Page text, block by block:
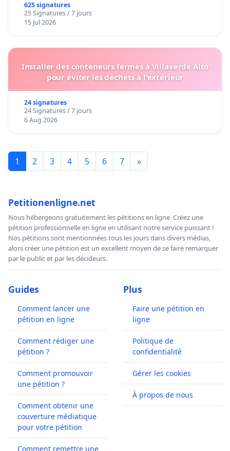
625 signatures
25 Signatures / 7 jours
15 Jul 2026
Installer des conteneurs fermés à Villaverde Alto
pour éviter les déchets à l'extérieur
24 signatures
24 Signatures / 7 jours
6 Aug 2026
1 2 3 4 5 6 7 »
Petitionenligne.net
Nous hébergeons gratuitement les pétitions en ligne. Créez une
pétition professionnelle en ligne en utilisant notre service puissant !
Nos pétitions sont mentionnées tous les jours dans divers médias,
alors créer une pétition est un excellent moyen de se faire remarquer
par le public et par les décideurs.
Guides
Comment lancer une
pétition en ligne
Comment rédiger une
pétition ?
Comment promouvoir
une pétition ?
Comment obtenir une
couverture médiatique
pour votre pétition
Comment remettre une
Plus
Faire une pétition en
ligne
Politique de
confidentialité
Gérer les cookies
À propos de nous